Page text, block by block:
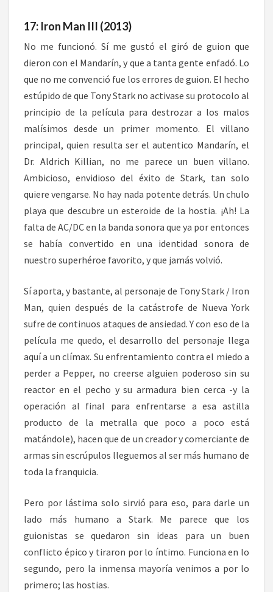
17: Iron Man III (2013)
No me funcionó. Sí me gustó el giró de guion que
dieron con el Mandarín, y que a tanta gente enfadó. Lo
que no me convenció fue los errores de guion. El hecho
estúpido de que Tony Stark no activase su protocolo al
principio de la película para destrozar a los malos
malísimos desde un primer momento. El villano
principal, quien resulta ser el autentico Mandarín, el
Dr. Aldrich Killian, no me parece un buen villano.
Ambicioso, envidioso del éxito de Stark, tan solo
quiere vengarse. No hay nada potente detrás. Un chulo
playa que descubre un esteroide de la hostia. ¡Ah! La
falta de AC/DC en la banda sonora que ya por entonces
se había convertido en una identidad sonora de
nuestro superhéroe favorito, y que jamás volvió.
Sí aporta, y bastante, al personaje de Tony Stark / Iron
Man, quien después de la catástrofe de Nueva York
sufre de continuos ataques de ansiedad. Y con eso de la
película me quedo, el desarrollo del personaje llega
aquí a un clímax. Su enfrentamiento contra el miedo a
perder a Pepper, no creerse alguien poderoso sin su
reactor en el pecho y su armadura bien cerca -y la
operación al final para enfrentarse a esa astilla
producto de la metralla que poco a poco está
matándole), hacen que de un creador y comerciante de
armas sin escrúpulos lleguemos al ser más humano de
toda la franquicia.
Pero por lástima solo sirvió para eso, para darle un
lado más humano a Stark. Me parece que los
guionistas se quedaron sin ideas para un buen
conflicto épico y tiraron por lo íntimo. Funciona en lo
segundo, pero la inmensa mayoría venimos a por lo
primero; las hostias.